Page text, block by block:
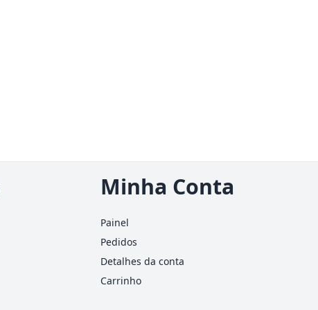
Minha Conta
Painel
Pedidos
Detalhes da conta
Carrinho